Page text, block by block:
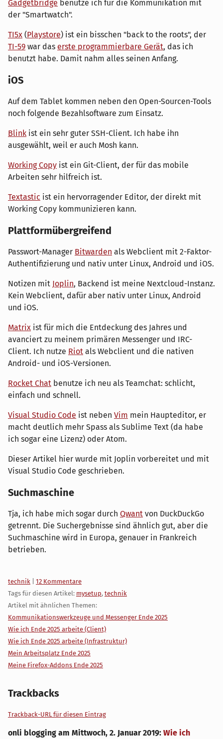
Gadgetbridge benutze ich für die Kommunikation mit
der "Smartwatch".
TI5x (Playstore) ist ein bisschen "back to the roots", der
TI-59 war das erste programmierbare Gerät, das ich
benutzt habe. Damit nahm alles seinen Anfang.
iOS
Auf dem Tablet kommen neben den Open-Sourcen-Tools
noch folgende Bezahlsoftware zum Einsatz.
Blink ist ein sehr guter SSH-Client. Ich habe ihn
ausgewählt, weil er auch Mosh kann.
Working Copy ist ein Git-Client, der für das mobile
Arbeiten sehr hilfreich ist.
Textastic ist ein hervorragender Editor, der direkt mit
Working Copy kommunizieren kann.
Plattformübergreifend
Passwort-Manager Bitwarden als Webclient mit 2-Faktor-
Authentifizierung und nativ unter Linux, Android und iOS.
Notizen mit Joplin, Backend ist meine Nextcloud-Instanz.
Kein Webclient, dafür aber nativ unter Linux, Android
und iOS.
Matrix ist für mich die Entdeckung des Jahres und
avanciert zu meinem primären Messenger und IRC-
Client. Ich nutze Riot als Webclient und die nativen
Android- und iOS-Versionen.
Rocket Chat benutze ich neu als Teamchat: schlicht,
einfach und schnell.
Visual Studio Code ist neben Vim mein Haupteditor, er
macht deutlich mehr Spass als Sublime Text (da habe
ich sogar eine Lizenz) oder Atom.
Dieser Artikel hier wurde mit Joplin vorbereitet und mit
Visual Studio Code geschrieben.
Suchmaschine
Tja, ich habe mich sogar durch Qwant von DuckDuckGo
getrennt. Die Suchergebnisse sind ähnlich gut, aber die
Suchmaschine wird in Europa, genauer in Frankreich
betrieben.
Kategorien:
technik
12 Kommentare
Tags für diesen Artikel: mysetup, technik
Artikel mit ähnlichen Themen:
Kommunikationswerkzeuge und Messenger Ende 2025
Wie ich Ende 2025 arbeite (Client)
Wie ich Ende 2025 arbeite (Infrastruktur)
Mein Arbeitsplatz Ende 2025
Meine Firefox-Addons Ende 2025
Trackbacks
Trackback-URL für diesen Eintrag
onli blogging am Mittwoch, 2. Januar 2019: Wie ich